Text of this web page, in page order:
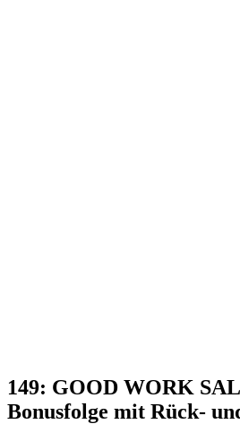
149: GOOD WORK
Bonusfolge mit Rück-